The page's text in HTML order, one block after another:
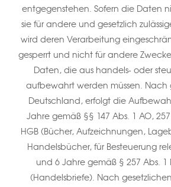
entgegenstehen. Sofern die Daten
sie für andere und gesetzlich
wird deren Verarbeitung
gesperrt und nicht für andere
Daten, die aus handels- oder
aufbewahrt werden müssen. Nach
Deutschland, erfolgt die
Jahre gemäß §§ 147 Abs. 1 AO,
HGB (Bücher, Aufzeichnungen,
Handelsbücher, für Besteuerung
und 6 Jahre gemäß § 257 Abs. 1
(Handelsbriefe). Nach